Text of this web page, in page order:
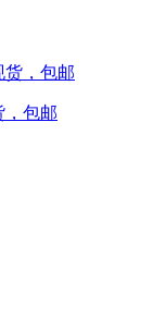
，包邮